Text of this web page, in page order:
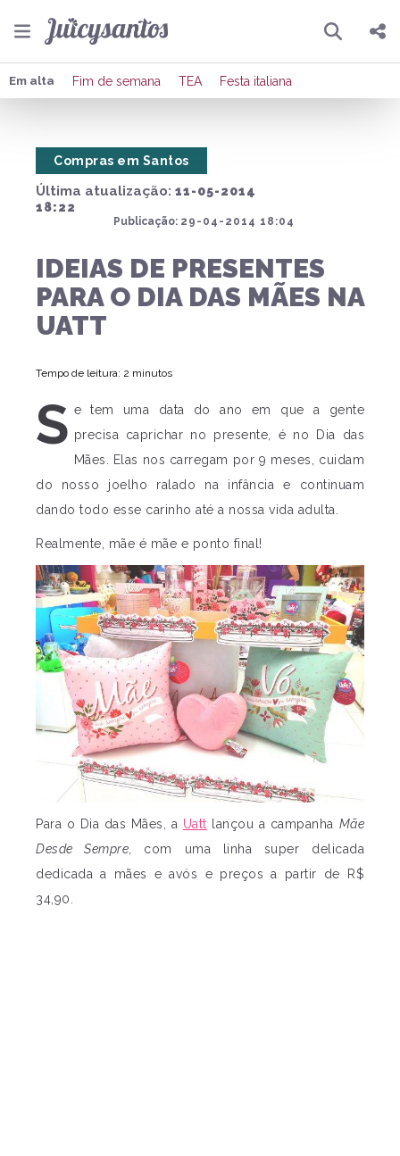
Pesquisar
Compartilhar
Em alta Fim de semana TEA Festa italiana
Última atualização: 11-05-2014
18:22
Publicação: 29-04-2014 18:04
Compras em Santos
IDEIAS DE PRESENTES
PARA O DIA DAS MÃES NA
UATT
Tempo de leitura: 2 minutos
S e tem uma data do ano em que a gente
precisa caprichar no presente, é no Dia das
Mães. Elas nos carregam por 9 meses, cuidam
do nosso joelho ralado na infância e continuam
dando todo esse carinho até a nossa vida adulta.
Realmente, mãe é mãe e ponto final!
Para o Dia das Mães, a Uatt lançou a campanha Mãe
Desde Sempre , com uma linha super delicada
dedicada a mães e avós e preços a partir de R$
34,90.